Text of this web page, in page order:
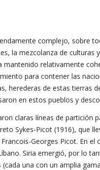
complejo, sobre
la mezcolanza de culturas
relativamente
para contener las
herederas de estas tierras
en estos pueblos y
claras líneas de partición
Sykes-Picot (1916), que
Georges Picot. En
Siria emergió, por lo
(cada una con un amplia